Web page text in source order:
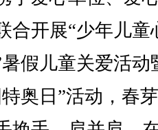
合开展“少年儿童
假儿童关爱活动
奥日”活动，春